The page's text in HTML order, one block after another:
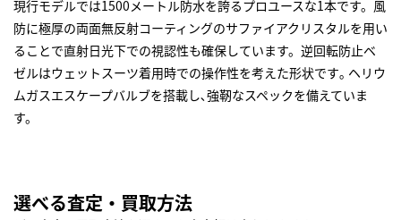
現行モデルでは1500メートル防水を誇るプロユースな1本です。風
防に極厚の両面無反射コーティングのサファイアクリスタルを用い
ることで直射日光下での視認性も確保しています。逆回転防止ベ
ゼルはウェットスーツ着用時での操作性を考えた形状です｡ ヘリウ
ムガスエスケープバルブを搭載し､強靭なスペックを備えていま
す。
選べる査定・買取方法